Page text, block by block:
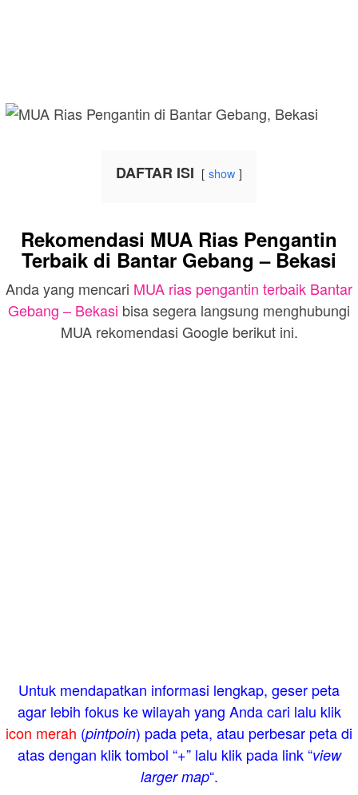
DAFTAR ISI show
Rekomendasi MUA Rias Pengantin
Terbaik di Bantar Gebang – Bekasi
Anda yang mencari MUA rias pengantin terbaik Bantar
Gebang – Bekasi bisa segera langsung menghubungi
MUA rekomendasi Google berikut ini.
Untuk mendapatkan informasi lengkap, geser peta
agar lebih fokus ke wilayah yang Anda cari lalu klik
icon merah (pintpoin) pada peta, atau perbesar peta di
atas dengan klik tombol “+” lalu klik pada link “view
larger map“.